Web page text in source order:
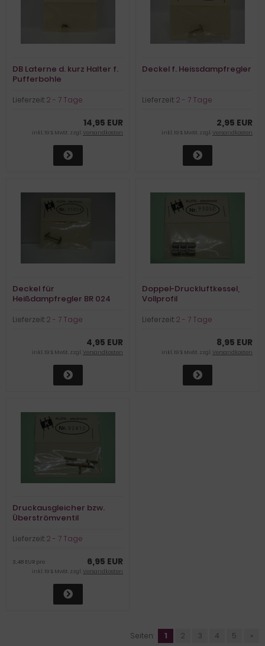
DB Laterne d. kurz Halter f.
Pufferbohle
Lieferzeit:2 - 7 Tage
14,95 EUR
inkl. 19 % MwSt. zzgl.Versandkosten
Deckel f. Heissdampfregler
Lieferzeit:2 - 7 Tage
2,95 EUR
inkl. 19 % MwSt. zzgl.Versandkosten
Deckel für
Heißdampfregler BR 024
Lieferzeit:2 - 7 Tage
4,95 EUR
inkl. 19 % MwSt. zzgl.Versandkosten
Doppel-Druckluftkessel,
Vollprofil
Lieferzeit:2 - 7 Tage
8,95 EUR
inkl. 19 % MwSt. zzgl.Versandkosten
Druckausgleicher bzw.
Überströmventil
Lieferzeit:2 - 7 Tage
6,95 EUR
3,48 EUR pro
inkl. 19 % MwSt. zzgl.Versandkosten
Seiten: 1 2 3 4 5 »